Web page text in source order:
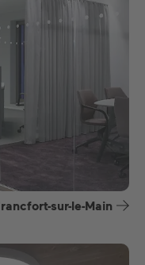
sur-le-Main